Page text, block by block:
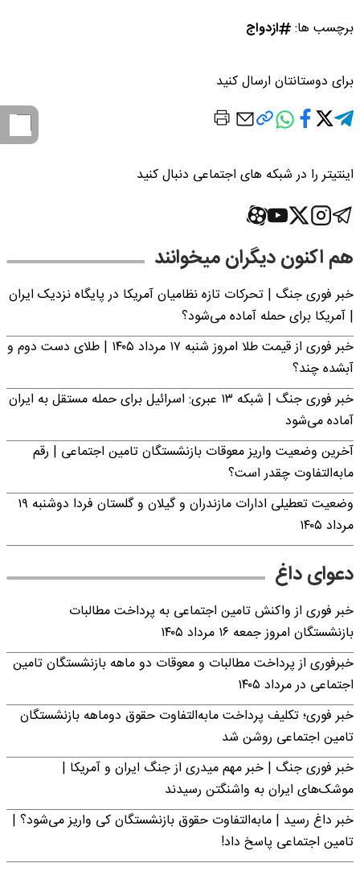
برچسب ها: ازدواج
برای دوستانتان ارسال کنید
اینتیتر را در شبکه های اجتماعی دنبال کنید
هم اکنون دیگران میخوانند
خبر فوری جنگ | تحرکات تازه نظامیان آمریکا در پایگاه نزدیک ایران
| آمریکا برای حمله آماده می‌شود؟
خبر فوری از قیمت طلا امروز شنبه ۱۷ مرداد ۱۴۰۵ | طلای دست دوم و
آبشده چند؟
خبر فوری جنگ | شبکه ۱۳ عبری: اسرائیل برای حمله مستقل به ایران
آماده می‌شود
آخرین وضعیت واریز معوقات بازنشستگان تامین اجتماعی | رقم
مابه‌التفاوت چقدر است؟
وضعیت تعطیلی ادارات مازندران و گیلان و گلستان فردا دوشنبه ۱۹
مرداد ۱۴۰۵
دعوای داغ
خبر فوری از واکنش تامین اجتماعی به پرداخت مطالبات
بازنشستگان امروز جمعه ۱۶ مرداد ۱۴۰۵
خبرفوری از پرداخت مطالبات و معوقات دو ماهه بازنشستگان تامین
اجتماعی در مرداد ۱۴۰۵
خبر فوری؛ تکلیف پرداخت مابه‌التفاوت حقوق دوماهه بازنشستگان
تامین اجتماعی روشن شد
خبر فوری جنگ | خبر مهم میدری از جنگ ایران و آمریکا |
موشک‌های ایران به واشنگتن رسیدند
خبر داغ رسید | مابه‌التفاوت حقوق بازنشستگان کی واریز می‌شود؟ |
تامین اجتماعی پاسخ داد!